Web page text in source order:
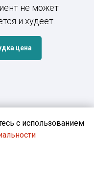
не может
и худеет.
цена
с использованием